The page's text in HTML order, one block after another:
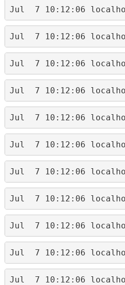
Jul  7 10:12:06
Jul  7 10:12:06
Jul  7 10:12:06
Jul  7 10:12:06
Jul  7 10:12:06
Jul  7 10:12:06
Jul  7 10:12:06
Jul  7 10:12:06
Jul  7 10:12:06
Jul  7 10:12:06
Jul  7 10:12:06